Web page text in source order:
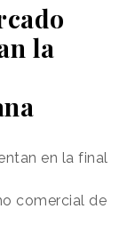
la
en la final
comercial de